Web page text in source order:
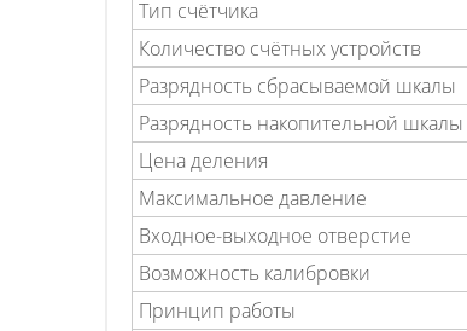
Тип счётчика
Количество счётных устройств
Разрядность сбрасываемой шкалы
Разрядность накопительной шкалы
Цена деления
Максимальное давление
Входное-выходное отверстие
Возможность калибровки
Принцип работы